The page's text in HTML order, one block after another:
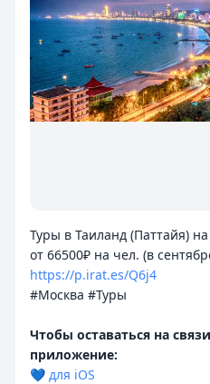
Туры в Таиланд (Паттайя)
https://p.irat.es/Q6j4
#Москва #Туры
Чтобы оставаться на
приложение:
💙 для iOS